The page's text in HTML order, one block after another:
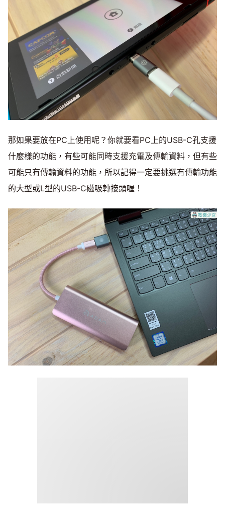
那如果要放在PC上使用呢？你就要看PC上的USB-C孔支援
什麼樣的功能，有些可能同時支援充電及傳輸資料，但有些
可能只有傳輸資料的功能，所以記得一定要挑選有傳輸功能
的大型或L型的USB-C磁吸轉接頭喔！